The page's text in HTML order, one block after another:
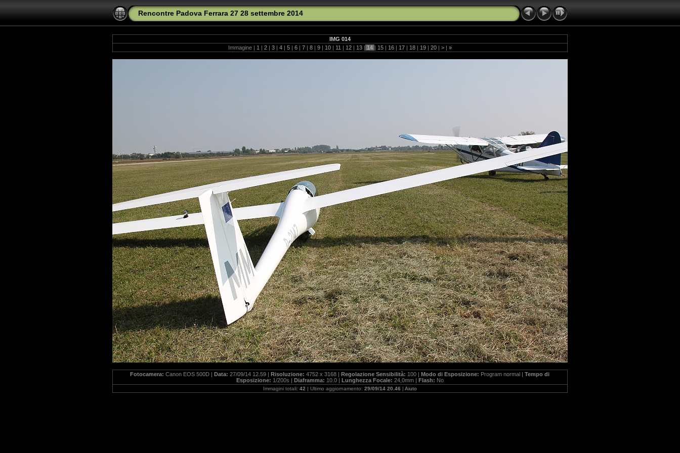
Rencontre Padova Ferrara 27 28 settembre 2014
IMG 014
Immagine | 1 | 2 | 3 | 4 | 5 | 6 | 7 | 8 | 9 | 10 | 11 | 12 | 13 | 14 | 15 | 16 | 17 | 18 | 19 | 20 | > | »
Fotocamera:Canon EOS 500D |Data:27/09/14 12.59 |Risoluzione:4752 x 3168 |Regolazione Sensibilità: 100 |Modo di Esposizione: Program normal |Tempo di
Esposizione: 1/200s | Diaframma: 10.0 | Lunghezza Focale: 24,0mm | Flash: No
Immagini totali: 42 | Ultimo aggiornamento: 29/09/14 20.46 | Aiuto